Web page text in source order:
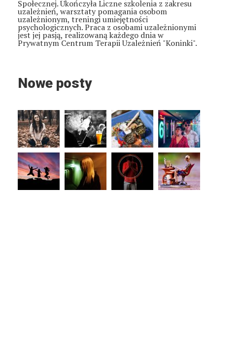
Społecznej. Ukończyła Liczne szkolenia z zakresu
uzależnień, warsztaty pomagania osobom
uzależnionym, treningi umiejętności
psychologicznych. Praca z osobami uzależnionymi
jest jej pasją, realizowaną każdego dnia w
Prywatnym Centrum Terapii Uzależnień "Koninki".
Nowe posty